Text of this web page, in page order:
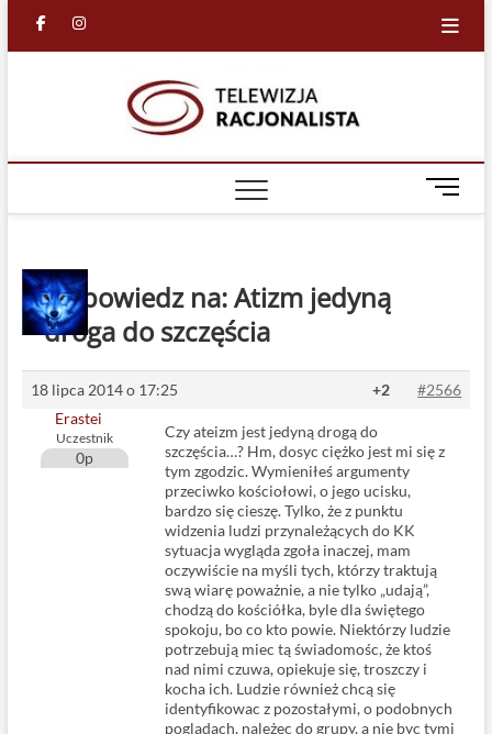
facebook
in
M
e
n
Odpowiedz na: Atizm jedyną
droga do szczęścia
18 lipca 2014 o 17:25 #2566
+2
Erastei
Uczestnik
0p
Czy ateizm jest jedyną drogą do
szczęścia…? Hm, dosyc ciężko jest mi się z
tym zgodzic. Wymieniłeś argumenty
przeciwko kościołowi, o jego ucisku,
bardzo się cieszę. Tylko, że z punktu
widzenia ludzi przynależących do KK
sytuacja wygląda zgoła inaczej, mam
oczywiście na myśli tych, którzy traktują
swą wiarę poważnie, a nie tylko „udają”,
chodzą do kościółka, byle dla świętego
spokoju, bo co kto powie. Niektórzy ludzie
potrzebują miec tą świadomośc, że ktoś
nad nimi czuwa, opiekuje się, troszczy i
kocha ich. Ludzie również chcą się
identyfikowac z pozostałymi, o podobnych
poglądach, należec do grupy, a nie byc tymi